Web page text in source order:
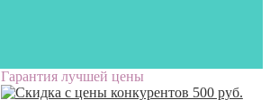
Гарантия лучшей цены